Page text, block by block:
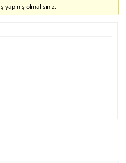
olmalısınız.